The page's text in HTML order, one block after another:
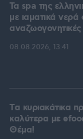
Τα spa της
με ιαματικά
αναζωογονητικές
08.08.2026, 13:41
Tα κυριακάτικα
καλύτερα με
Θέμα!